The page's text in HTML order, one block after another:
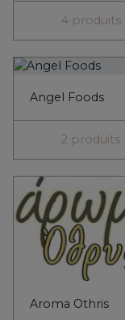
4 produits
Angel Foods
2 produits
Aroma Othris